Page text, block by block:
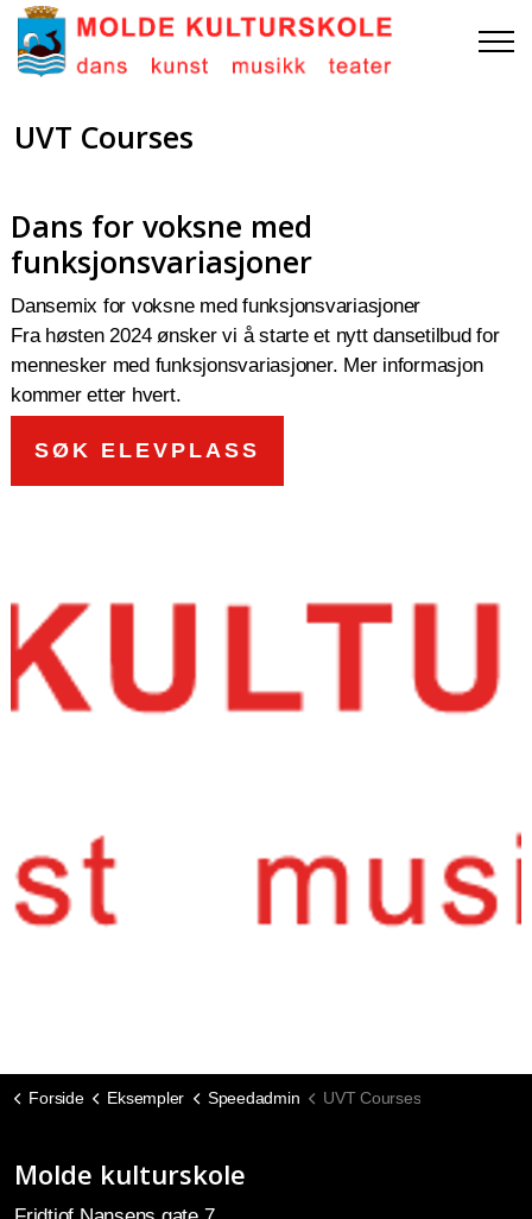
UVT Courses
Dans for voksne med
funksjonsvariasjoner
Dansemix for voksne med funksjonsvariasjoner
Fra høsten 2024 ønsker vi å starte et nytt dansetilbud for
mennesker med funksjonsvariasjoner. Mer informasjon
kommer etter hvert.
SØK ELEVPLASS
Forside Eksempler Speedadmin UVT Courses
Molde kulturskole